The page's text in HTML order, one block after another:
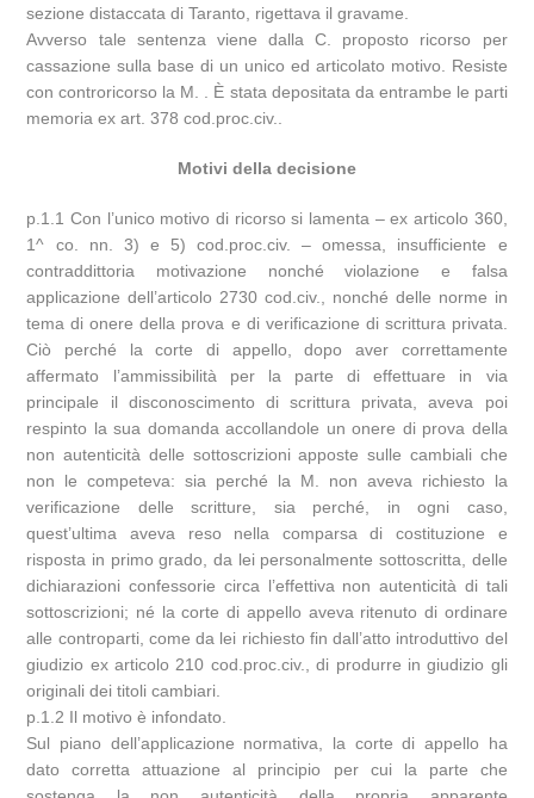
sezione distaccata di Taranto, rigettava il gravame.
Avverso tale sentenza viene dalla C. proposto ricorso per
cassazione sulla base di un unico ed articolato motivo. Resiste
con controricorso la M. . È stata depositata da entrambe le parti
memoria ex art. 378 cod.proc.civ..
Motivi della decisione
p.1.1 Con l’unico motivo di ricorso si lamenta – ex articolo 360,
1^ co. nn. 3) e 5) cod.proc.civ. – omessa, insufficiente e
contraddittoria motivazione nonché violazione e falsa
applicazione dell’articolo 2730 cod.civ., nonché delle norme in
tema di onere della prova e di verificazione di scrittura privata.
Ciò perché la corte di appello, dopo aver correttamente
affermato l’ammissibilità per la parte di effettuare in via
principale il disconoscimento di scrittura privata, aveva poi
respinto la sua domanda accollandole un onere di prova della
non autenticità delle sottoscrizioni apposte sulle cambiali che
non le competeva: sia perché la M. non aveva richiesto la
verificazione delle scritture, sia perché, in ogni caso,
quest’ultima aveva reso nella comparsa di costituzione e
risposta in primo grado, da lei personalmente sottoscritta, delle
dichiarazioni confessorie circa l’effettiva non autenticità di tali
sottoscrizioni; né la corte di appello aveva ritenuto di ordinare
alle controparti, come da lei richiesto fin dall’atto introduttivo del
giudizio ex articolo 210 cod.proc.civ., di produrre in giudizio gli
originali dei titoli cambiari.
p.1.2 Il motivo è infondato.
Sul piano dell’applicazione normativa, la corte di appello ha
dato corretta attuazione al principio per cui la parte che